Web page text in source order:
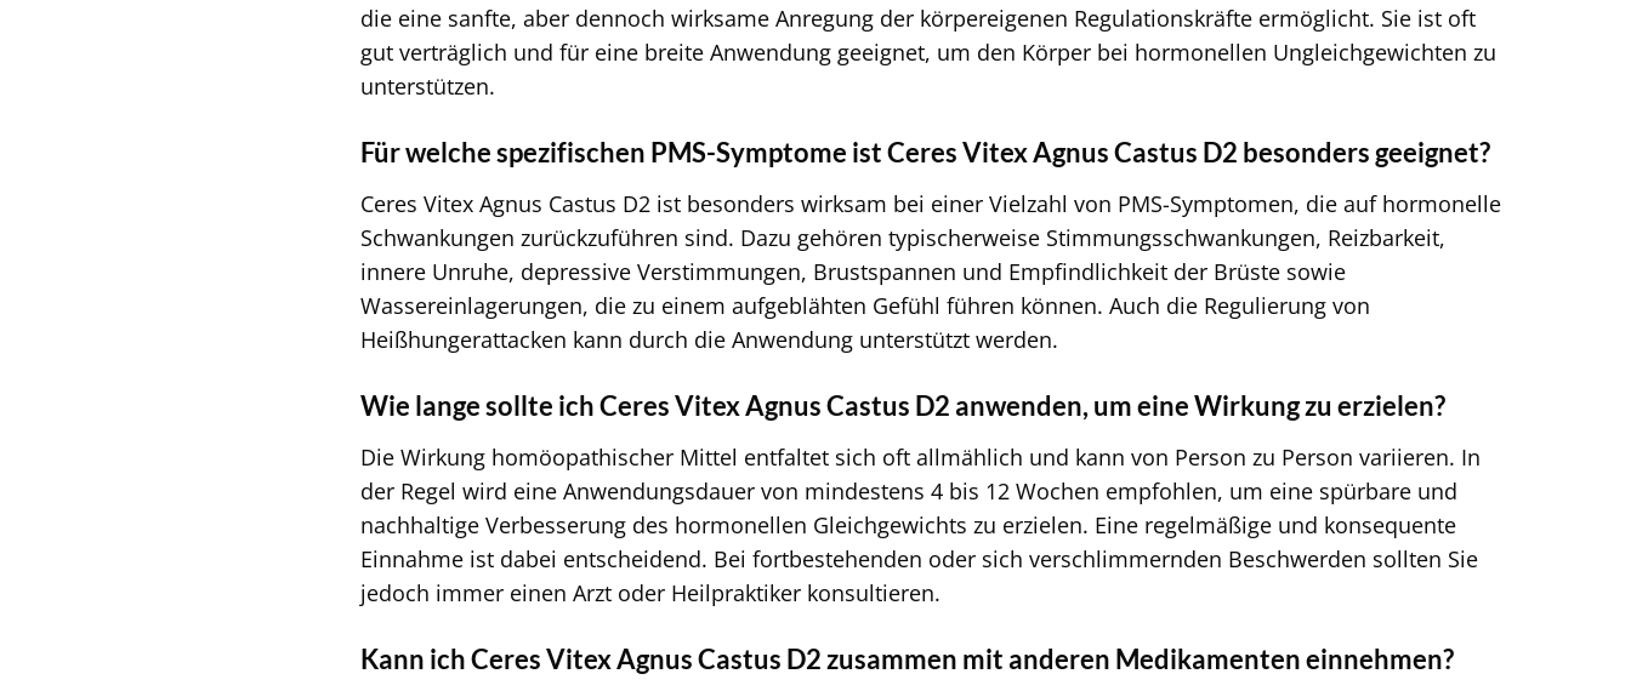
die eine sanfte, aber dennoch wirksame Anregung der körpereigenen Regulationskräfte ermöglicht. Sie ist oft
gut verträglich und für eine breite Anwendung geeignet, um den Körper bei hormonellen Ungleichgewichten zu
unterstützen.
Für welche spezifischen PMS-Symptome ist Ceres Vitex Agnus Castus D2 besonders geeignet?
Ceres Vitex Agnus Castus D2 ist besonders wirksam bei einer Vielzahl von PMS-Symptomen, die auf hormonelle
Schwankungen zurückzuführen sind. Dazu gehören typischerweise Stimmungsschwankungen, Reizbarkeit,
innere Unruhe, depressive Verstimmungen, Brustspannen und Empfindlichkeit der Brüste sowie
Wassereinlagerungen, die zu einem aufgeblähten Gefühl führen können. Auch die Regulierung von
Heißhungerattacken kann durch die Anwendung unterstützt werden.
Wie lange sollte ich Ceres Vitex Agnus Castus D2 anwenden, um eine Wirkung zu erzielen?
Die Wirkung homöopathischer Mittel entfaltet sich oft allmählich und kann von Person zu Person variieren. In
der Regel wird eine Anwendungsdauer von mindestens 4 bis 12 Wochen empfohlen, um eine spürbare und
nachhaltige Verbesserung des hormonellen Gleichgewichts zu erzielen. Eine regelmäßige und konsequente
Einnahme ist dabei entscheidend. Bei fortbestehenden oder sich verschlimmernden Beschwerden sollten Sie
jedoch immer einen Arzt oder Heilpraktiker konsultieren.
Kann ich Ceres Vitex Agnus Castus D2 zusammen mit anderen Medikamenten einnehmen?